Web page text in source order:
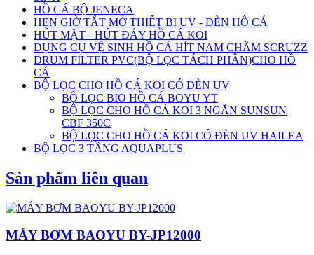
HỒ CÁ BỘ JENECA
HẸN GIỜ TẮT MỞ THIẾT BỊ UV - ĐÈN HỒ CÁ
HÚT MẶT - HÚT ĐÁY HỒ CÁ KOI
DỤNG CỤ VỆ SINH HỒ CÁ HÍT NAM CHÂM SCRUZZ
DRUM FILTER PVC(BỘ LỌC TÁCH PHÂN)CHO HỒ
CÁ
BỘ LỌC CHO HỒ CÁ KOI CÓ ĐÈN UV
BỘ LỌC BIO HỒ CÁ BOYU YT
BỘ LỌC CHO HỒ CÁ KOI 3 NGĂN SUNSUN
CBF 350C
BỘ LỌC CHO HỒ CÁ KOI CÓ ĐÈN UV HAILEA
BỘ LỌC 3 TẦNG AQUAPLUS
Sản phẩm liên quan
MÁY BƠM BAOYU BY-JP12000